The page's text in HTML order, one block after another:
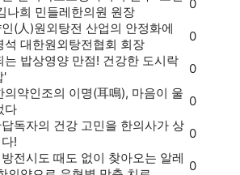
나희 민들레한의원 원장
0
(人)원외탕전 산업의 안정화에
석 대한원외탕전협회 회장
0
는 밥상영양 만점! 건강한 도시락
'
0
의약인조의 이명(耳鳴), 마음이 울
다
0
독자의 건강 고민을 한의사가 상
!
0
전시도 때도 없이 찾아오는 알레
0